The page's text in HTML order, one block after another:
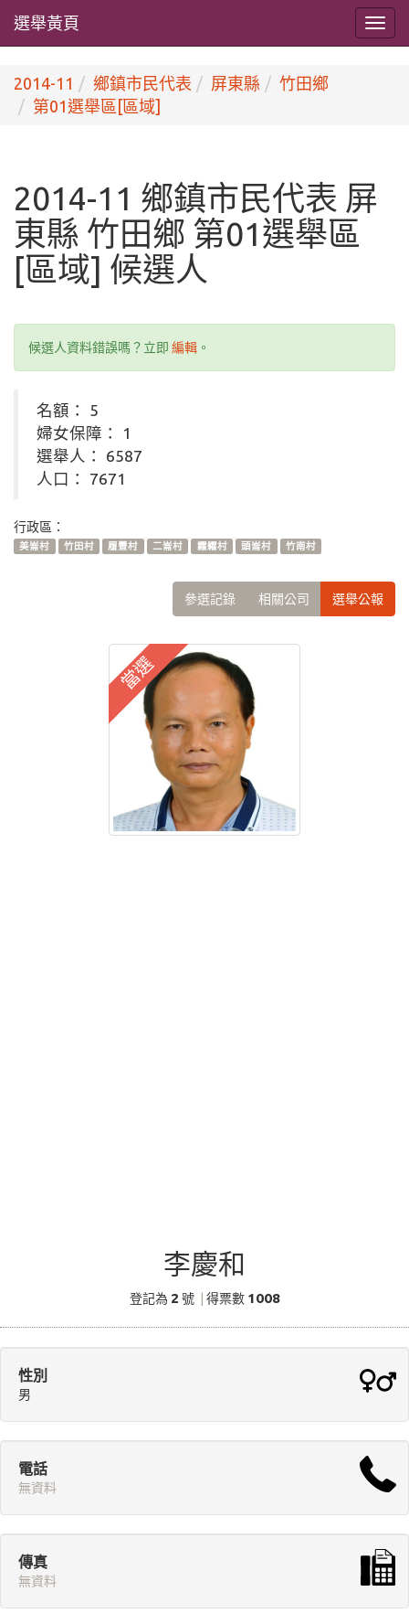
選舉黃頁
2014-11 鄉鎮市民代表 屏東縣
竹田鄉
第01選舉區[區域]
2014-11 鄉鎮市民代表 屏
東縣 竹田鄉 第01選舉區
[區域] 候選人
候選人資料錯誤嗎？立即 編輯 。
名額： 5
婦女保障： 1
選舉人： 6587
人口： 7671
行政區：
美崙村 竹田村 履豐村 二崙村 糶糴村 頭崙村 竹南村
參選記錄 相關公司 選舉公報
當選
李慶和
登記為 2 號 得票數 1008
性別
男
電話
無資料
傳真
無資料